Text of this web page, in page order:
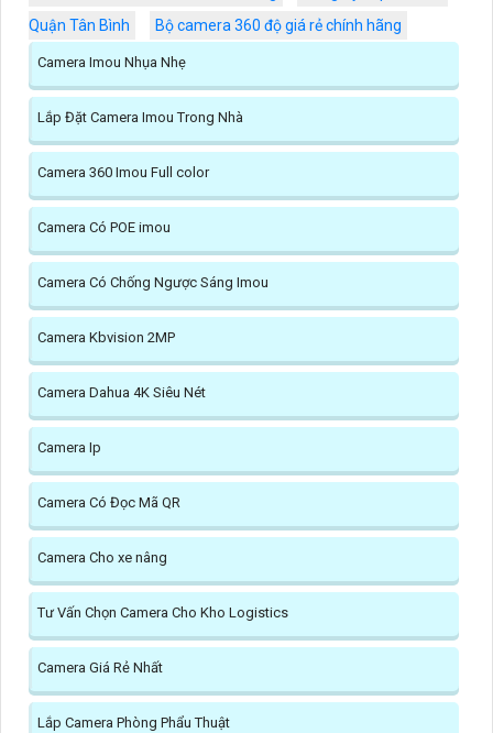
Quận Tân Bình
Bộ camera 360 độ giá rẻ chính hãng
Camera Imou Nhụa Nhẹ
Lắp Đặt Camera Imou Trong Nhà
Camera 360 Imou Full color
Camera Có POE imou
Camera Có Chống Ngược Sáng Imou
Camera Kbvision 2MP
Camera Dahua 4K Siêu Nét
Camera Ip
Camera Có Đọc Mã QR
Camera Cho xe nâng
Tư Vấn Chọn Camera Cho Kho Logistics
Camera Giá Rẻ Nhất
Lắp Camera Phòng Phẩu Thuật